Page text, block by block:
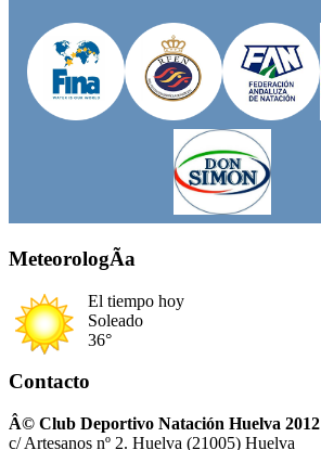
MeteorologÃ­a
El tiempo hoy
Soleado
36°
Contacto
Â© Club Deportivo Natación Huelva 2012
c/ Artesanos nº 2. Huelva (21005) Huelva